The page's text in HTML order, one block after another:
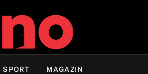
SPORT MAGAZIN